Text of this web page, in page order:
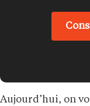
Aujourd’hui, on